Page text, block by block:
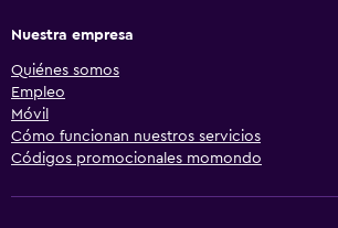
Nuestra empresa
Quiénes somos
Empleo
Móvil
Cómo funcionan nuestros servicios
Códigos promocionales momondo